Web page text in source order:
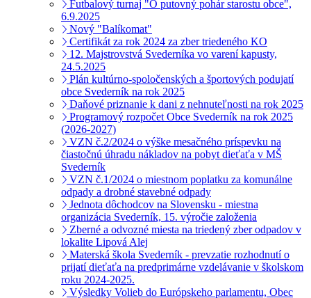
Futbalový turnaj "O putovný pohár starostu obce",
6.9.2025
Nový "Balíkomat"
Certifikát za rok 2024 za zber triedeného KO
12. Majstrovstvá Svederníka vo varení kapusty,
24.5.2025
Plán kultúrno-spoločenských a športových podujatí
obce Svederník na rok 2025
Daňové priznanie k dani z nehnuteľnosti na rok 2025
Programový rozpočet Obce Svederník na rok 2025
(2026-2027)
VZN č.2/2024 o výške mesačného príspevku na
čiastočnú úhradu nákladov na pobyt dieťaťa v MŠ
Svederník
VZN č.1/2024 o miestnom poplatku za komunálne
odpady a drobné stavebné odpady
Jednota dôchodcov na Slovensku - miestna
organizácia Svederník, 15. výročie založenia
Zberné a odvozné miesta na triedený zber odpadov v
lokalite Lipová Alej
Materská škola Svederník - prevzatie rozhodnutí o
prijatí dieťaťa na predprimárne vzdelávanie v školskom
roku 2024-2025.
Výsledky Volieb do Európskeho parlamentu, Obec